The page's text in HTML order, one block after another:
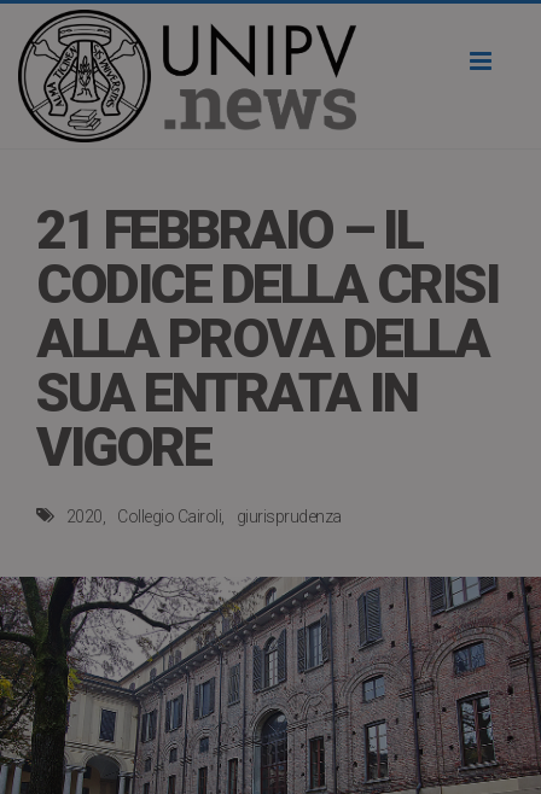
21 FEBBRAIO – IL
CODICE DELLA CRISI
ALLA PROVA DELLA
SUA ENTRATA IN
VIGORE
2020 Collegio Cairoli giurisprudenza